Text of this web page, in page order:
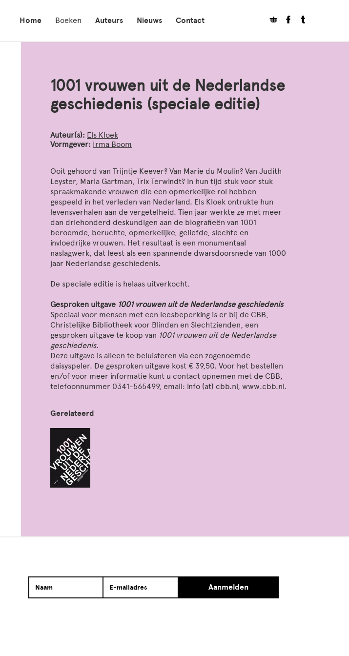
Home Boeken Auteurs Nieuws Contact
1001 vrouwen uit de Nederlandse
geschiedenis (speciale editie)
Auteur(s): Els Kloek
Vormgever: Irma Boom
Ooit gehoord van Trijntje Keever? Van Marie du Moulin? Van Judith
Leyster, Maria Gartman, Trix Terwindt? In hun tijd stuk voor stuk
spraakmakende vrouwen die een opmerkelijke rol hebben
gespeeld in het verleden van Nederland. Els Kloek ontrukte hun
levensverhalen aan de vergetelheid. Tien jaar werkte ze met meer
dan driehonderd deskundigen aan de biografieën van 1001
beroemde, beruchte, opmerkelijke, geliefde, slechte en
invloedrijke vrouwen. Het resultaat is een monumentaal
naslagwerk, dat leest als een spannende dwarsdoorsnede van 1000
jaar Nederlandse geschiedenis.
De speciale editie is helaas uitverkocht.
Gesproken uitgave 1001 vrouwen uit de Nederlandse geschiedenis
Speciaal voor mensen met een leesbeperking is er bij de CBB,
Christelijke Bibliotheek voor Blinden en Slechtzienden, een
gesproken uitgave te koop van 1001 vrouwen uit de Nederlandse
geschiedenis.
Deze uitgave is alleen te beluisteren via een zogenoemde
daisyspeler. De gesproken uitgave kost € 39,50. Voor het bestellen
en/of voor meer informatie kunt u contact opnemen met de CBB,
telefoonnummer 0341-565499, email: info (at) cbb.nl, www.cbb.nl.
Gerelateerd
Aanmelden